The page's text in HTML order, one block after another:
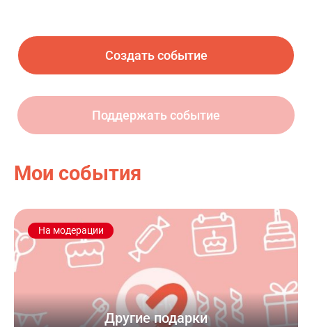
Войти
Создать событие
Поддержать событие
Мои события
На модерации
Другие подарки